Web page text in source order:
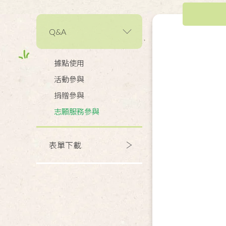
Q&A
據點使用
活動參與
捐贈參與
志願服務參與
表單下載